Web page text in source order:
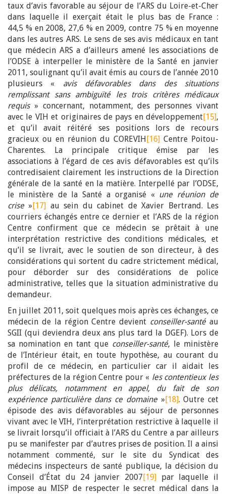
taux d’avis favorable au séjour de l’ARS du Loire-et-Cher
dans laquelle il exerçait était le plus bas de France :
44,5 % en 2008, 27,6 % en 2009, contre 75 % en moyenne
dans les autres ARS. Le sens de ses avis médicaux en tant
que médecin ARS a d’ailleurs amené les associations de
l’ODSE à interpeller le ministère de la Santé en janvier
2011, soulignant qu’il avait émis au cours de l’année 2010
plusieurs « avis défavorables dans des situations
remplissant sans ambiguïté les trois critères médicaux
requis» concernant, notamment, des personnes vivant
avec le VIH et originaires de pays en développement[15],
et qu’il avait réitéré ses positions lors de recours
gracieux ou en réunion du COREVIH[16] Centre Poitou-
Charentes. La principale critique émise par les
associations à l’égard de ces avis défavorables est qu’ils
contredisaient clairement les instructions de la Direction
générale de la santé en la matière. Interpellé par l’ODSE,
le ministère de la Santé a organisé « une réunion de
crise»[17] au sein du cabinet de Xavier Bertrand. Les
courriers échangés entre ce dernier et l’ARS de la région
Centre confirment que ce médecin se prêtait à une
interprétation restrictive des conditions médicales, et
qu’il se livrait, avec le soutien de son directeur, à des
considérations qui sortent du cadre strictement médical,
pour déborder sur des considérations de police
administrative, telles que la situation administrative du
demandeur.
En juillet 2011, soit quelques mois après ces échanges, ce
médecin de la région Centre devient conseiller-santéau
SGII (qui deviendra deux ans plus tard la DGEF). Lors de
sa nomination en tant que conseiller-santé, le ministère
de l’Intérieur était, en toute hypothèse, au courant du
profil de ce médecin, en particulier car il aidait les
préfectures de la région Centre pour « les contentieux les
plus délicats, notamment en appel, du fait de son
expérience particulière dans ce domaine »[18]. Outre cet
épisode des avis défavorables au séjour de personnes
vivant avec le VIH, l’interprétation restrictive à laquelle il
se livrait lorsqu’il officiait à l’ARS du Centre a par ailleurs
pu se manifester par d’autres prises de position. Il a ainsi
notamment commenté, sur le site du Syndicat des
médecins inspecteurs de santé publique, la décision du
Conseil d’État du 24 janvier 2007[19]par laquelle il
impose au MISP de respecter le secret médical dans la